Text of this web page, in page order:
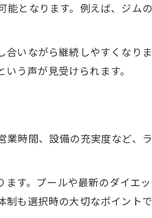
コツ
響
を実感
選び方
となります。例えば、ジム
いながら継続しやすくなり
う声が見受けられます。
時間、設備の充実度など、
ます。プールや最新のダイエ
も選択時の大切なポイントで